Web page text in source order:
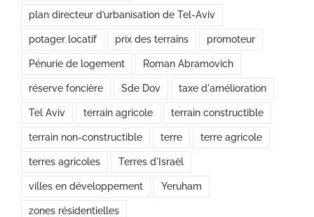
plan directeur d’urbanisation de Tel-Aviv
potager locatif prix des terrains promoteur
Pénurie de logement Roman Abramovich
réserve foncière Sde Dov taxe d'amélioration
Tel Aviv terrain agricole terrain constructible
terrain non-constructible terre terre agricole
terres agricoles Terres d'Israël
villes en développement Yeruham
zones résidentielles